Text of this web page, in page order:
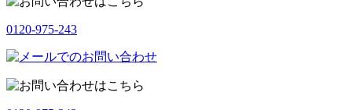
0120-975-243